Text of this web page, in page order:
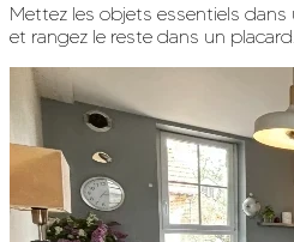
Mettez les objets essentiels
et rangez le reste dans un placard.